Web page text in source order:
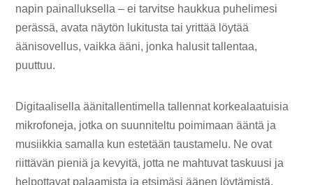
napin painalluksella – ei tarvitse haukkua puhelimesi
perässä, avata näytön lukitusta tai yrittää löytää
äänisovellus, vaikka ääni, jonka halusit tallentaa,
puuttuu.
Digitaalisella äänitallentimella tallennat korkealaatuisia
mikrofoneja, jotka on suunniteltu poimimaan ääntä ja
musiikkia samalla kun estetään taustamelu. Ne ovat
riittävän pieniä ja kevyitä, jotta ne mahtuvat taskuusi ja
helpottavat palaamista ja etsimäsi äänen löytämistä.